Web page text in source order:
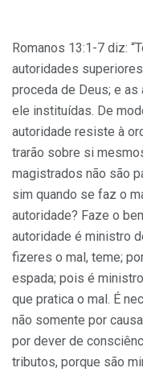
Romanos 13:1-7 diz:
autoridades
proceda de Deus; e
ele instituídas. De
autoridade resiste à
trarão sobre si
magistrados não são
sim quando se faz o
autoridade? Faze o
autoridade é ministro
fizeres o mal, teme;
espada; pois é
que pratica o mal. É
não somente por
por dever de
tributos, porque são